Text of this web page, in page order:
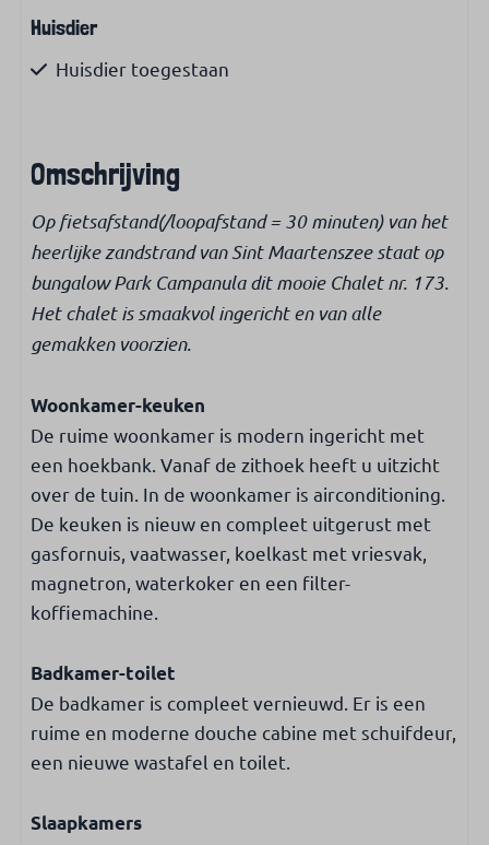
Huisdier
Huisdier toegestaan
Woonoppervlakte (m²): 50
Roken niet toegestaan
Keuken
Filter koffiezetapparaat
Vaatwasser
Koelkast met vriesvak
Slaapkamer
Aantal tweepersoonsbedden: 1
Aantal eenpersoonsbedden: 3
Verwarmen & koelen
Internet & TV
Omschrijving
Op fietsafstand(/loopafstand = 30 minuten) van het
heerlijke zandstrand van Sint Maartenszee staat op
bungalow Park Campanula dit mooie Chalet nr. 173.
Het chalet is smaakvol ingericht en van alle
gemakken voorzien.
Woonkamer-keuken
De ruime woonkamer is modern ingericht met
een hoekbank. Vanaf de zithoek heeft u uitzicht
over de tuin. In de woonkamer is airconditioning.
De keuken is nieuw en compleet uitgerust met
gasfornuis, vaatwasser, koelkast met vriesvak,
magnetron, waterkoker en een filter-
koffiemachine.
Badkamer-toilet
De badkamer is compleet vernieuwd. Er is een
ruime en moderne douche cabine met schuifdeur,
een nieuwe wastafel en toilet.
Slaapkamers